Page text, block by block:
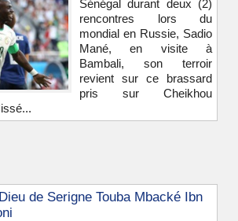
Sénégal durant deux (2)
rencontres lors du
mondial en Russie, Sadio
Mané, en visite à
Bambali, son terroir
revient sur ce brassard
pris sur Cheikhou
de Serigne Touba Mbacké Ibn